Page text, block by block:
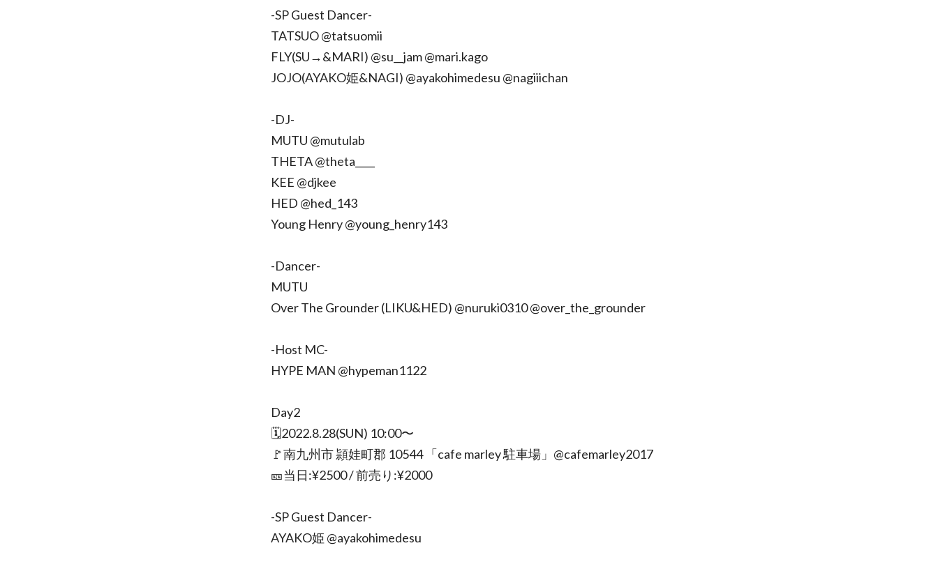
-SP Guest Dancer-
TATSUO @tatsuomii
FLY(SU→&MARI) @su__jam @mari.kago
JOJO(AYAKO姫&NAGI) @ayakohimedesu @nagiiichan
-DJ-
MUTU @mutulab
THETA @theta____
KEE @djkee
HED @hed_143
Young Henry @young_henry143
-Dancer-
MUTU
Over The Grounder (LIKU&HED) @nuruki0310 @over_the_grounder
-Host MC-
HYPE MAN @hypeman1122
Day2
🗓2022.8.28(SUN) 10:00〜
🚩南九州市 頴娃町郡 10544 「cafe marley 駐車場」@cafemarley2017
🎫当日:¥2500 / 前売り:¥2000
-SP Guest Dancer-
AYAKO姫 @ayakohimedesu